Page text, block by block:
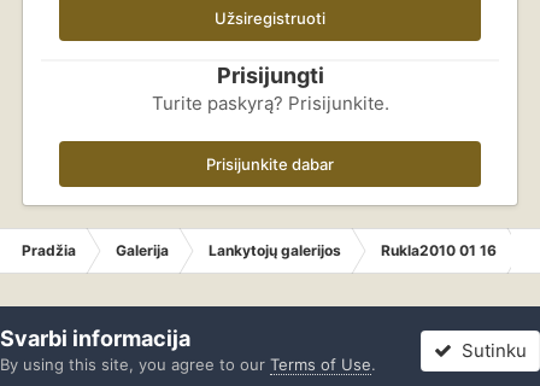
Užsiregistruoti
Prisijungti
Turite paskyrą? Prisijunkite.
Prisijunkite dabar
Pradžia Galerija Lankytojų galerijos Rukla2010 01 16
Svarbi informacija
By using this site, you agree to our Terms of Use.
Sutinku
Forumas Neskaityta Prisijungti Registracija Daugiau